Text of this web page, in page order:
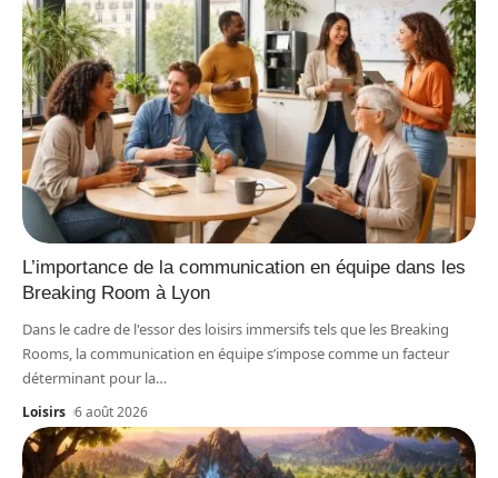
L’importance de la communication en équipe dans les
Breaking Room à Lyon
Dans le cadre de l'essor des loisirs immersifs tels que les Breaking
Rooms, la communication en équipe s’impose comme un facteur
déterminant pour la…
Loisirs 6 août 2026